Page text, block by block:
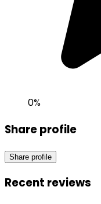
0%
Share profile
Share profile
Recent reviews